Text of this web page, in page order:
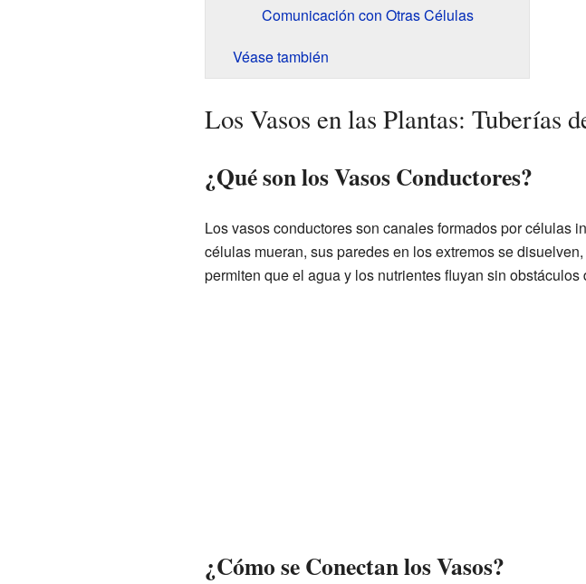
Comunicación con Otras Células
Véase también
Los Vasos en las Plantas: Tuberías
¿Qué son los Vasos Conductores?
Los vasos conductores son canales formados por células
células mueran, sus paredes en los extremos se
permiten que el agua y los nutrientes fluyan sin
¿Cómo se Conectan los Vasos?